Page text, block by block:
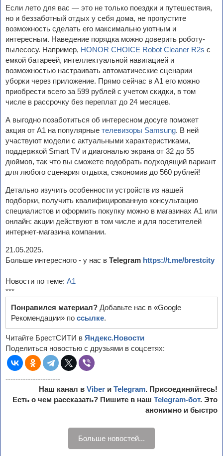
Если лето для вас — это не только поездки и путешествия,
но и беззаботный отдых у себя дома, не пропустите
возможность сделать его максимально уютным и
интересным. Наведение порядка можно доверить роботу-
пылесосу. Например, HONOR CHOICE Robot Cleaner R2s с
емкой батареей, интеллектуальной навигацией и
возможностью настраивать автоматические сценарии
уборки через приложение. Прямо сейчас в А1 его можно
приобрести всего за 599 рублей с учетом скидки, в том
числе в рассрочку без переплат до 24 месяцев.
А выгодно позаботиться об интересном досуге поможет
акция от А1 на популярные телевизоры Samsung. В ней
участвуют модели с актуальными характеристиками,
поддержкой Smart TV и диагональю экрана от 32 до 55
дюймов, так что вы сможете подобрать подходящий вариант
для любого сценария отдыха, сэкономив до 560 рублей!
Детально изучить особенности устройств из нашей
подборки, получить квалифицированную консультацию
специалистов и оформить покупку можно в магазинах А1 или
онлайн: акции действуют в том числе и для посетителей
интернет-магазина компании.
21.05.2025.
Больше интересного - у нас в Telegram https://t.me/brestcity
Новости по теме: А1
***
Понравился материал? Добавьте нас в «Google
Рекомендации» по ссылке.
Читайте БрестСИТИ в Яндекс.Новости
Поделиться новостью с друзьями в соцсетях:
----------------------
Наш канал в Viber и Telegram. Присоединяйтесь!
Есть о чем рассказать? Пишите в наш Telegram-бот. Это
анонимно и быстро
Больше новостей...